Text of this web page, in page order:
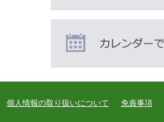
個人情報の取り扱いについて 免責事項